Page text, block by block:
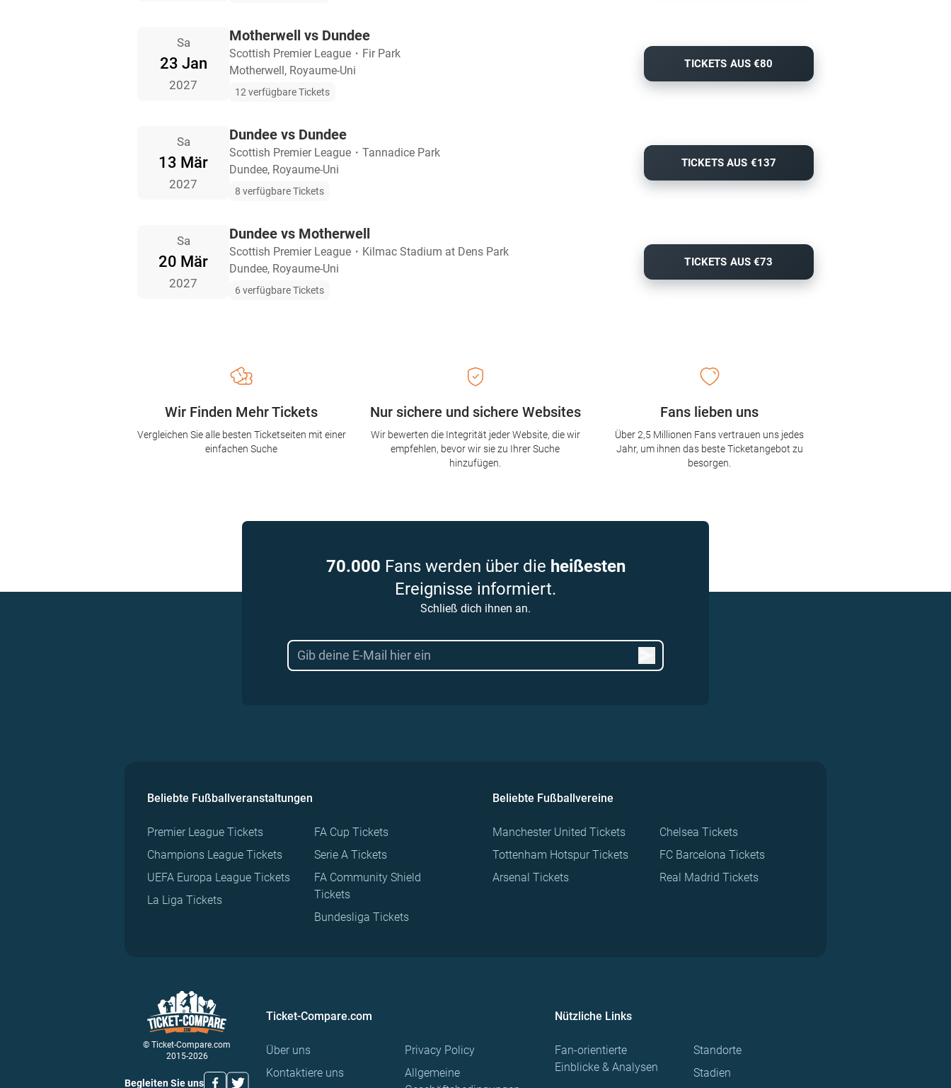
Sa
23 Jan
2027
Motherwell vs Dundee
Scottish Premier League ・ Fir Park
Motherwell, Royaume-Uni
12 verfügbare Tickets
TICKETS AUS €80
Sa
13 Mär
2027
Dundee vs Dundee
Scottish Premier League ・ Tannadice Park
Dundee, Royaume-Uni
8 verfügbare Tickets
TICKETS AUS €137
Sa
20 Mär
2027
Dundee vs Motherwell
Scottish Premier League ・ Kilmac Stadium at Dens Park
Dundee, Royaume-Uni
6 verfügbare Tickets
TICKETS AUS €73
Nur sichere und sichere Websites
Wir bewerten die Integrität jeder Website, die wir
empfehlen, bevor wir sie zu Ihrer Suche
hinzufügen.
Wir Finden Mehr Tickets
Vergleichen Sie alle besten Ticketseiten mit einer
einfachen Suche
Fans lieben uns
Über 2,5 Millionen Fans vertrauen uns jedes
Jahr, um ihnen das beste Ticketangebot zu
besorgen.
70.000 Fans werden über die heißesten
Ereignisse informiert.
Schließ dich ihnen an.
Beliebte Fußballveranstaltungen
Premier League Tickets
Champions League Tickets
UEFA Europa League Tickets
La Liga Tickets
FA Cup Tickets
Serie A Tickets
FA Community Shield
Tickets
Bundesliga Tickets
Beliebte Fußballvereine
Manchester United Tickets
Tottenham Hotspur Tickets
Arsenal Tickets
Chelsea Tickets
FC Barcelona Tickets
Real Madrid Tickets
© Ticket-Compare.com
2015-2026
Begleiten Sie uns
Ticket-Compare.com
Über uns
Kontaktiere uns
Privacy Policy
Allgemeine
Nützliche Links
Fan-orientierte
Einblicke & Analysen
Standorte
Stadien